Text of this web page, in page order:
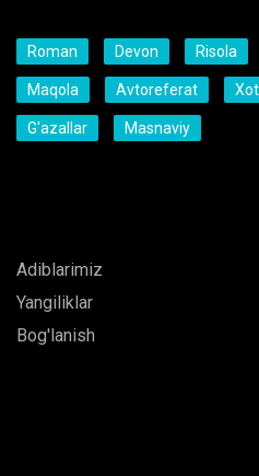
Roman Devon Risola
Maqola Avtoreferat
G'azallar Masnaviy
Adiblarimiz
Yangiliklar
Bog'lanish